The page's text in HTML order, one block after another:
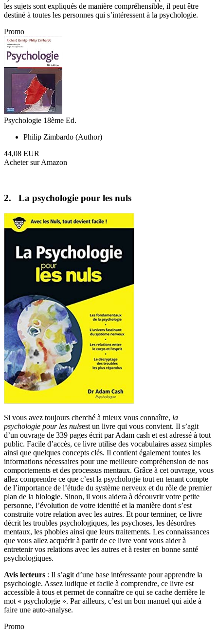
les sujets sont expliqués de manière compréhensible, il peut être
destiné à toutes les personnes qui s’intéressent à la psychologie.
Promo
Psychologie 18ème Ed.
Philip Zimbardo (Author)
44,08 EUR
Acheter sur Amazon
2. La psychologie pour les nuls
Si vous avez toujours cherché à mieux vous connaître, la
psychologie pour les nulsest un livre qui vous convient. Il s’agit
d’un ouvrage de 339 pages écrit par Adam cash et est adressé à tout
public. Facile d’accès, ce livre utilise des vocabulaires assez simples
ainsi que quelques concepts clés. Il contient également toutes les
informations nécessaires pour une meilleure compréhension de nos
comportements et des processus mentaux. Grâce à cet ouvrage, vous
allez comprendre ce que c’est la psychologie tout en tenant compte
de l’importance de l’étude du système nerveux et du rôle de premier
plan de la biologie. Sinon, il vous aidera à découvrir votre petite
personne, l’évolution de votre identité et la manière dont s’est
construite votre relation avec les autres. Et pour terminer, ce livre
décrit les troubles psychologiques, les psychoses, les désordres
mentaux, les phobies ainsi que leurs traitements. Les connaissances
que vous allez acquérir à partir de ce livre vont vous aider à
entretenir vos relations avec les autres et à rester en bonne santé
psychologiques.
Avis lecteurs : Il s’agit d’une base intéressante pour apprendre la
psychologie. Assez ludique et facile à comprendre, ce livre est
accessible à tous et permet de connaître ce qui se cache derrière le
mot « psychologie ». Par ailleurs, c’est un bon manuel qui aide à
faire une auto-analyse.
Promo